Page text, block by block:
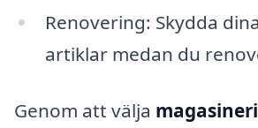
Renovering: Skydda
artiklar medan du
Genom att välja